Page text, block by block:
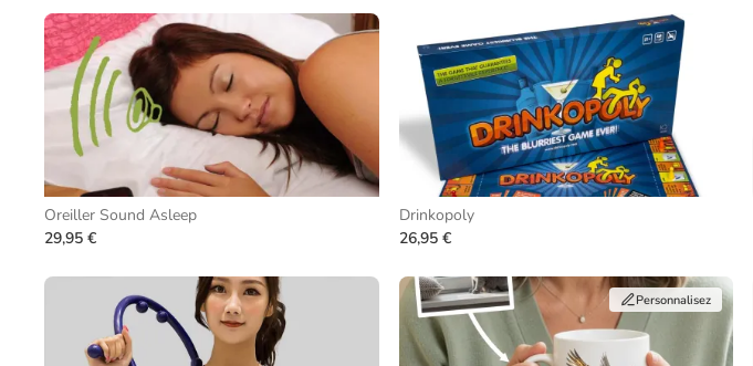
Oreiller Sound Asleep
29,95 €
Drinkopoly
26,95 €
Personnalisez